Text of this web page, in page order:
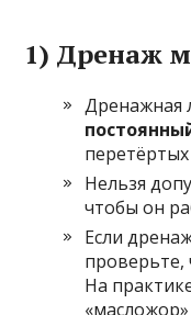
1) Дренаж
Дренажная
Нельзя
чтобы он
Если
проверьте,
На